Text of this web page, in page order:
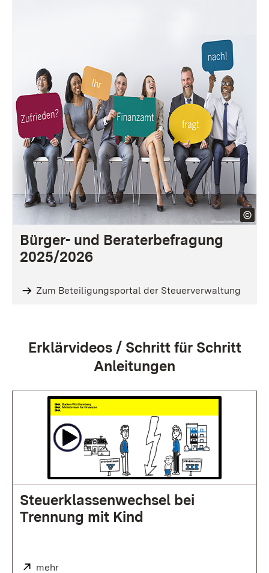
Bürger- und Beraterbefragung
2025/2026
Zum Beteiligungsportal der Steuerverwaltung
:
Erklärvideos / Schritt für Schritt
Anleitungen
Steuerklassenwechsel bei
Trennung mit Kind
Extern:
mehr(Öffnet in neuem Fenster)